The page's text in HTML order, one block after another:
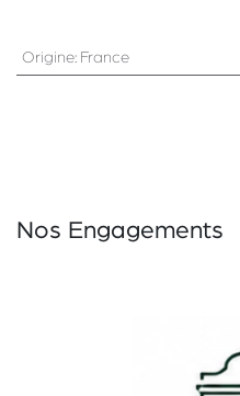
Origine: France
Nos Engagements